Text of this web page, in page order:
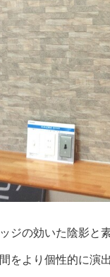
ジの効いた陰影と
をより個性的に演